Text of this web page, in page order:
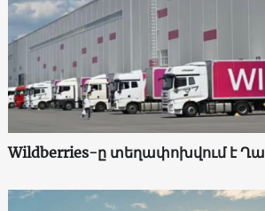
Wildberries-ը տեղափոխվում է